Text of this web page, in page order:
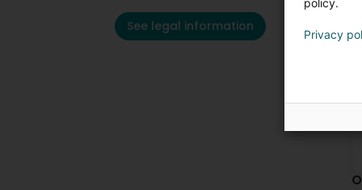
See legal information
policy.
Privacy